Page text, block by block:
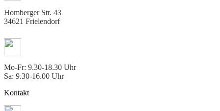
Homberger Str. 43
34621 Frielendorf
Mo-Fr: 9.30-18.30 Uhr
Sa: 9.30-16.00 Uhr
Kontakt